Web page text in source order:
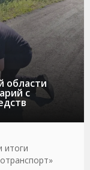
области
с
итоги